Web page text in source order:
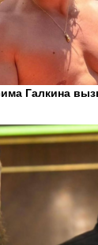
Галкина